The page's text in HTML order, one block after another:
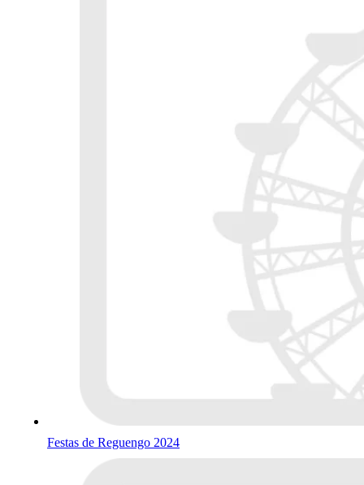
Festas de Reguengo 2024